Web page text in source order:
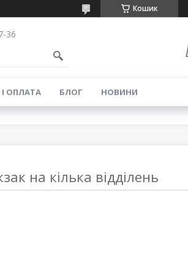
Кошик
36
ОПЛАТА БЛОГ НОВИНИ
на кілька відділень